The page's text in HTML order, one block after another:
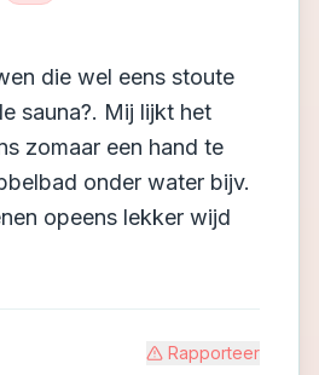
die wel eens stoute
sauna?. Mij lijkt het
zomaar een hand te
onder water bijv.
opeens lekker wijd
Rapporteer